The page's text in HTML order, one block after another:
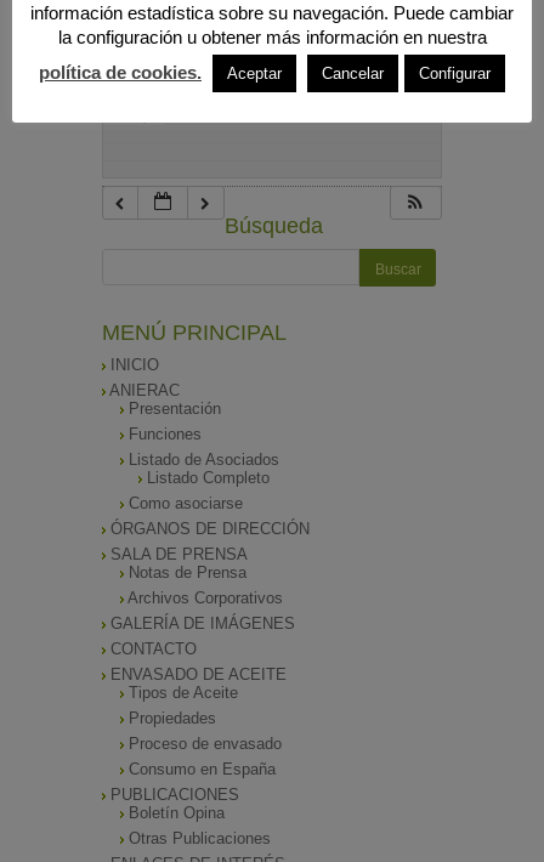
10:00 pm
Búsqueda
MENÚ PRINCIPAL
INICIO
ANIERAC
Presentación
Funciones
Listado de Asociados
Listado Completo
Como asociarse
ÓRGANOS DE DIRECCIÓN
SALA DE PRENSA
Notas de Prensa
Archivos Corporativos
GALERÍA DE IMÁGENES
CONTACTO
ENVASADO DE ACEITE
Tipos de Aceite
Propiedades
Proceso de envasado
Consumo en España
PUBLICACIONES
Boletín Opina
Otras Publicaciones
información estadística sobre su navegación. Puede cambiar
la configuración u obtener más información en nuestra
política de cookies.
Aceptar Cancelar Configurar